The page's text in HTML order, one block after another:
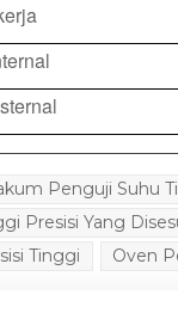
Penguji Suhu
Presisi Yang
Tinggi
Oven